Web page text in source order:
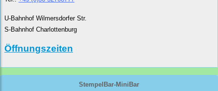
U-Bahnhof Wilmersdorfer Str.
S-Bahnhof Charlottenburg
Öffnungszeiten
StempelBar-MiniBar